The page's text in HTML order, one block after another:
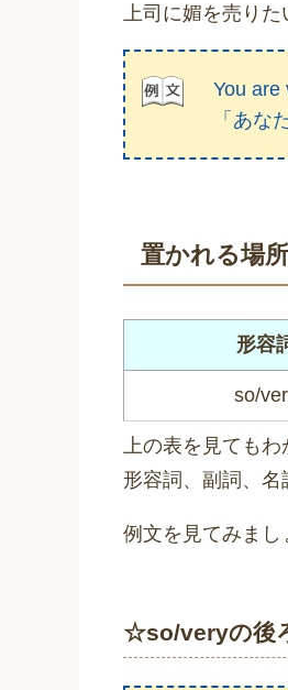
上司に媚を売り
You are
「あな
置かれる場
形容
so/
上の表を見てもわ
形容詞、副詞、名
例文を見てみまし
☆so/veryの後